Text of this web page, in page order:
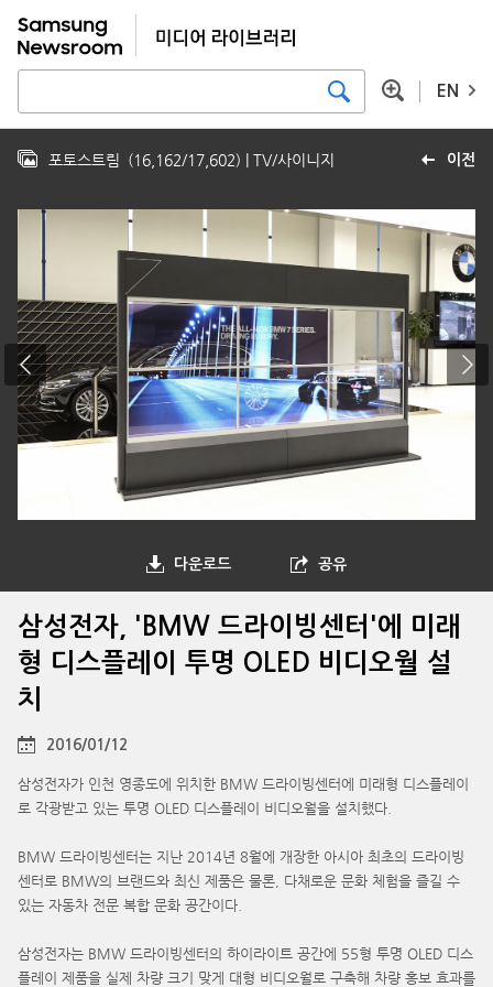
EN
이전
포토스트림 (16,162/17,602) | TV/사이니지
다운로드 공유
삼성전자, 'BMW 드라이빙센터'에 미래
형 디스플레이 투명 OLED 비디오월 설
치
2016/01/12
삼성전자가 인천 영종도에 위치한 BMW 드라이빙센터에 미래형 디스플레이
로 각광받고 있는 투명 OLED 디스플레이 비디오월을 설치했다.
BMW 드라이빙센터는 지난 2014년 8월에 개장한 아시아 최초의 드라이빙
센터로 BMW의 브랜드와 최신 제품은 물론, 다채로운 문화 체험을 즐길 수
있는 자동차 전문 복합 문화 공간이다.
삼성전자는 BMW 드라이빙센터의 하이라이트 공간에 55형 투명 OLED 디스
플레이 제품을 실제 차량 크기 맞게 대형 비디오월로 구축해 차량 홍보 효과를